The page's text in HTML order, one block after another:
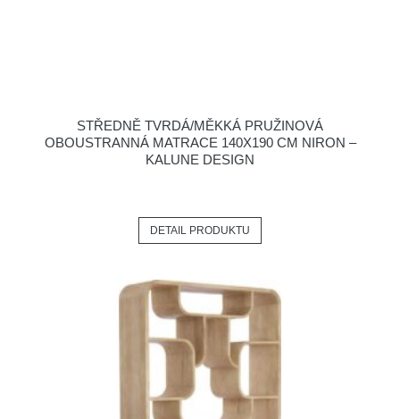
STŘEDNĚ TVRDÁ/MĚKKÁ PRUŽINOVÁ
OBOUSTRANNÁ MATRACE 140X190 CM NIRON –
KALUNE DESIGN
DETAIL PRODUKTU